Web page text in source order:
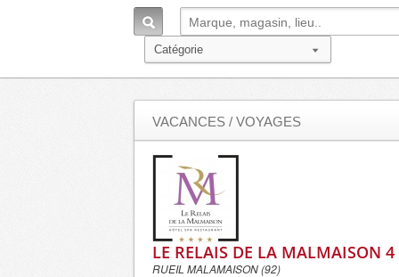
VACANCES / VOYAGES
LE RELAIS DE LA MALMAISON 4
RUEIL MALAMAISON (92)